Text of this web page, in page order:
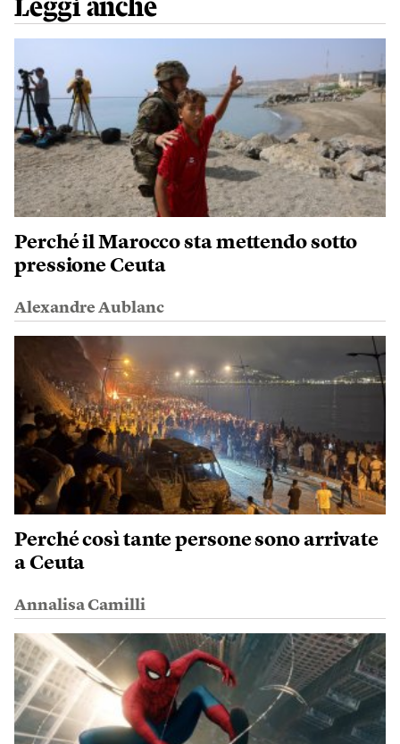
Leggi anche
Perché il Marocco sta mettendo sotto
pressione Ceuta
Alexandre Aublanc
Perché così tante persone sono arrivate
a Ceuta
Annalisa Camilli